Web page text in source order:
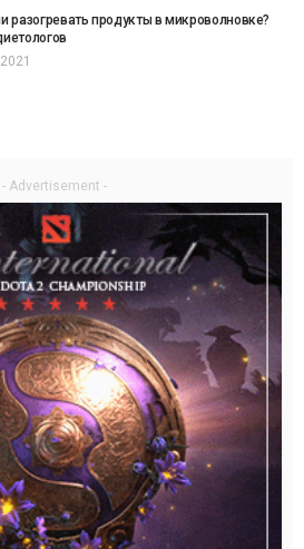
разогревать продукты в микроволновке?
- Advertisement -